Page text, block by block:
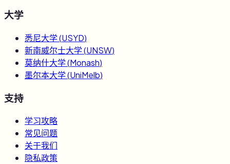
大学
悉尼大学(USYD)
新南威尔士大学(UNSW)
莫纳什大学(Monash)
墨尔本大学(UniMelb)
支持
学习攻略
常见问题
关于我们
隐私政策